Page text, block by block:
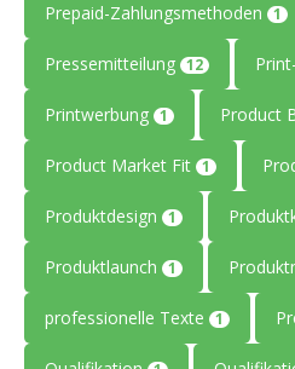
Prepaid-Zahlungsmethoden 1
Pressemitteilung 12
Printwerbung 1 Product
Product Market Fit 1
Produktdesign 1
Produktlaunch 1
professionelle Texte 1